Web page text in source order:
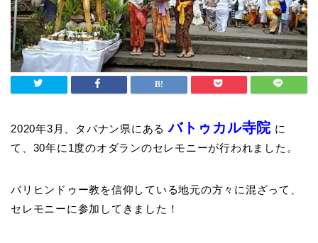
2020年3月、タバナン県にあるバトゥカル寺院 に
て、30年に1度のオダランのセレモニーが行われました。
バリヒンドゥー教を信仰している地元の方々に混ざって、
セレモニーに参加してきました！